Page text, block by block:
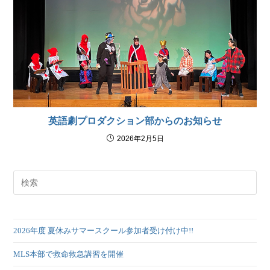
英語劇プロダクション部からのお知らせ
2026年2月5日
2026年度 夏休みサマースクール参加者受け付け中!!
MLS本部で救命救急講習を開催